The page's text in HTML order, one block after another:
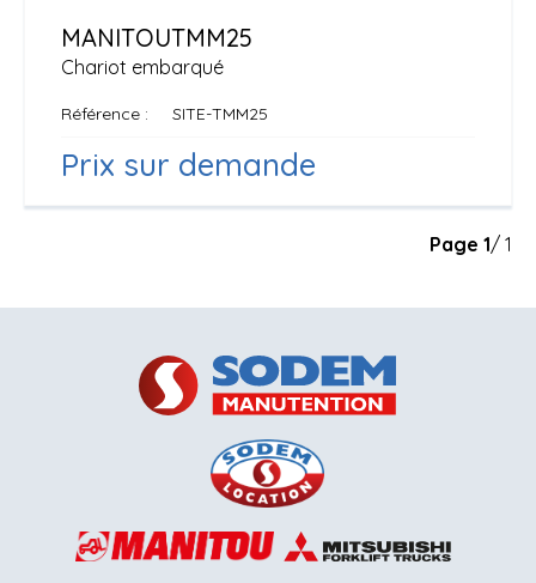
Chariot embarqué
MANITOUTMM25
Référence SITE-TMM25
Prix sur demande
Page 1/ 1